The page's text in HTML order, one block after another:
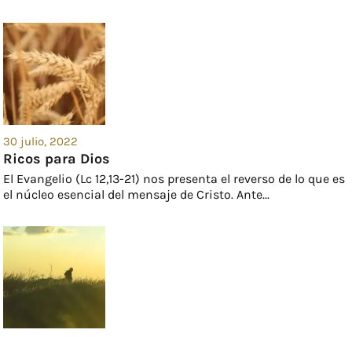
30 julio, 2022
Ricos para Dios
El Evangelio (Lc 12,13-21) nos presenta el reverso de lo que es
el núcleo esencial del mensaje de Cristo. Ante...